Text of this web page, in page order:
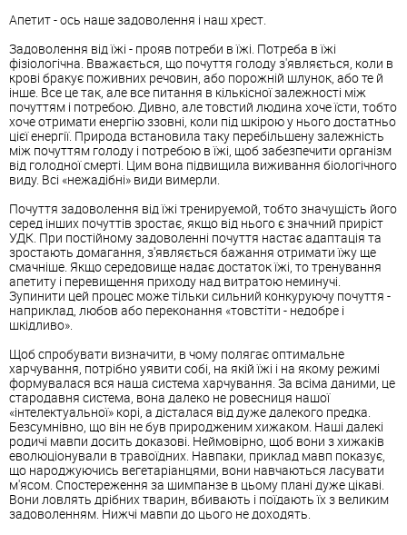
Апетит - ось наше задоволення і наш хрест.
Задоволення від їжі - прояв потреби в їжі. Потреба в їжі
фізіологічна. Вважається, що почуття голоду з'являється, коли в
крові бракує поживних речовин, або порожній шлунок, або те й
інше. Все це так, але все питання в кількісної залежності між
почуттям і потребою. Дивно, але товстий людина хоче їсти, тобто
хоче отримати енергію ззовні, коли під шкірою у нього достатньо
цієї енергії. Природа встановила таку перебільшену залежність
між почуттям голоду і потребою в їжі, щоб забезпечити організм
від голодної смерті. Цим вона підвищила виживання біологічного
виду. Всі «нежадібні» види вимерли.
Почуття задоволення від їжі тренируемой, тобто значущість його
серед інших почуттів зростає, якщо від нього є значний приріст
УДК. При постійному задоволенні почуття настає адаптація та
зростають домагання, з'являється бажання отримати їжу ще
смачніше. Якщо середовище надає достаток їжі, то тренування
апетиту і перевищення приходу над витратою неминучі.
Зупинити цей процес може тільки сильний конкуруючу почуття -
наприклад, любов або переконання «товстіти - недобре і
шкідливо».
Щоб спробувати визначити, в чому полягає оптимальне
харчування, потрібно уявити собі, на якій їжі і на якому режимі
формувалася вся наша система харчування. За всіма даними, це
стародавня система, вона далеко не ровесниця нашої
«інтелектуальної» корі, а дісталася від дуже далекого предка.
Безсумнівно, що він не був природженим хижаком. Наші далекі
родичі мавпи досить доказові. Неймовірно, щоб вони з хижаків
еволюціонували в травоїдних. Навпаки, приклад мавп показує,
що народжуючись вегетаріанцями, вони навчаються ласувати
м'ясом. Спостереження за шимпанзе в цьому плані дуже цікаві.
Вони ловлять дрібних тварин, вбивають і поїдають їх з великим
задоволенням. Нижчі мавпи до цього не доходять.